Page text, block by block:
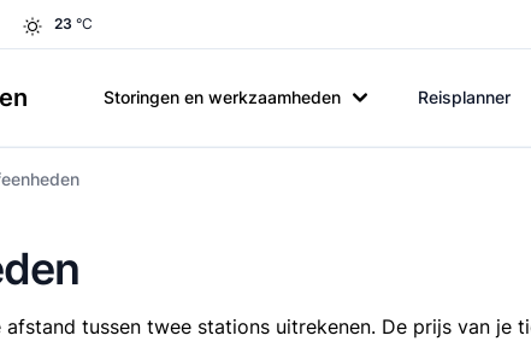
23 °C
Storingen en werkzaamheden Reisplanner
afstand tussen twee stations uitrekenen. De prijs van